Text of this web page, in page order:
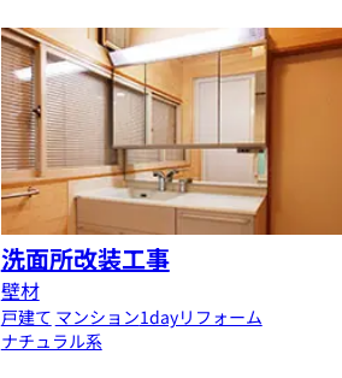
洗面所改装工事
壁材
戸建て マンション1dayリフォーム
ナチュラル系